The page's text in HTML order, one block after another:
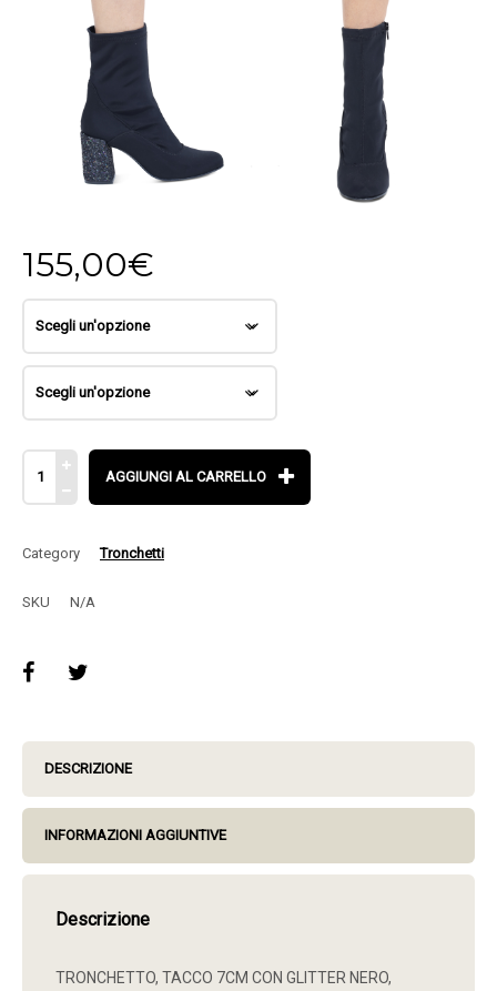
155,00€
AGGIUNGI AL CARRELLO
Category Tronchetti
SKU N/A
DESCRIZIONE
INFORMAZIONI AGGIUNTIVE
Descrizione
TRONCHETTO, TACCO 7CM CON GLITTER NERO,